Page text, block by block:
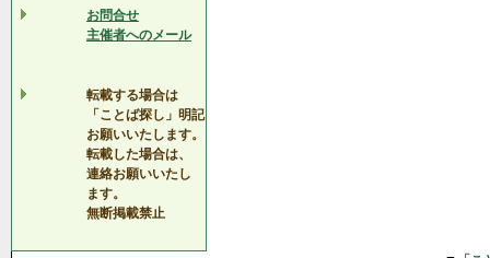
お問合せ
主催者へのメール
転載する場合は
「ことば探し」明記
お願いいたします。
転載した場合は、
連絡お願いいたし
ます。
無断掲載禁止